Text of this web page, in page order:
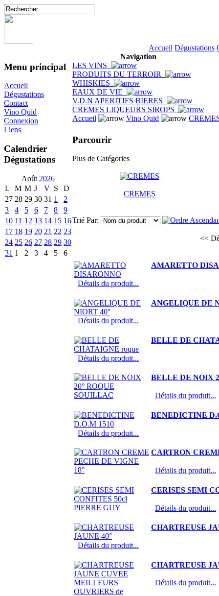
Accueil Dégustations
Menu principal
Accueil
Dégustations
Contact
Vino Quid
Connexion
Liens
Calendrier
Dégustations
Août 2026
L
M M J V S
D
27 28 29 30 31 1
2
3
4 5 6 7 8
9
10 11 12 13 14 15 16
17 18 19 20 21 22 23
24 25 26 27 28 29 30
31 1 2 3 4 5 6
Navigation
LES VINS
PRODUITS DU TERROIR
WHISKIES
EAUX DE VIE
V.D.N APERITIFS BIERES
CREMES LIQUEURS SIROPS
Accueil
Vino Quid
Parcourir
Plus de Catégories
CREMES
Trié Par:
<<
AMARETTO
Détails du produit...
ANGELIQUE DE
Détails du produit...
BELLE DE
Détails du produit...
BELLE DE NOIX
Détails du produit...
BENEDICTINE
Détails du produit...
CARTRON
Détails du produit...
CERISES SEMI
Détails du produit...
CHARTREUSE
Détails du produit...
CHARTREUSE
Détails du produit...